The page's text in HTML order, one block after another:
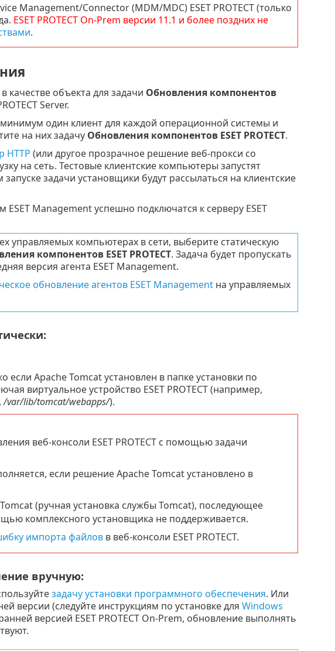
Management/Connector (MDM/MDC) ESET PROTECT (только
ESET PROTECT On-Prem версии 11.1 и более поздних не
.
качестве объекта для задачи Обновления компонентов
Server.
один клиент для каждой операционной системы и
на них задачу Обновления компонентов ESET PROTECT.
HTTP (или другое прозрачное решение веб-прокси со
на сеть. Тестовые клиентские компьютеры запустят
задачи установщики будут рассылаться на клиентские
Management успешно подключатся к серверу ESET
управляемых компьютерах в сети, выберите статическую
компонентов ESET PROTECT. Задача будет пропускать
версия агента ESET Management.
обновление агентов ESET Managementна управляемых
если Apache Tomcat установлен в папке установки по
виртуальное устройство ESET PROTECT (например,
/var/lib/tomcat/webapps/).
веб-консоли ESET PROTECT с помощью задачи
если решение Apache Tomcat установлено в
(ручная установка службы Tomcat), последующее
комплексного установщика не поддерживается.
импорта файловв веб-консоли ESET PROTECT.
вручную:
задачу установки программного обеспечения. Или
версии (следуйте инструкциям по установке для Windows
версией ESET PROTECT On-Prem, обновление выполнять